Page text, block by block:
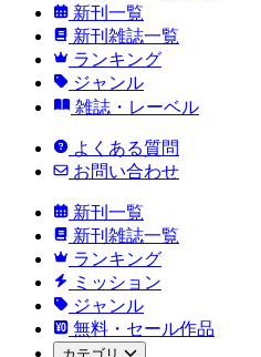
新刊一覧
新刊雑誌一覧
ランキング
ジャンル
雑誌・レーベル
よくある質問
お問い合わせ
新刊一覧
新刊雑誌一覧
ランキング
ミッション
ジャンル
無料・セール作品